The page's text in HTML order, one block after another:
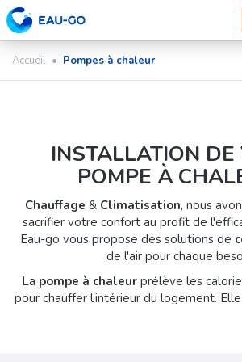
Accueil • Pompes à chaleur
INSTALLATION DE
POMPE À
Chauffage & Climatisation, nous
sacrifier votre confort au profit de
Eau-go vous propose des solutions de
de l'air pour chaque
La pompe à chaleur prélève les
pour chauffer l’intérieur du logement.